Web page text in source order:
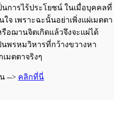
นการไร้ประโยชน์ ในเมื่อบุคคลที่
จ เพราะฉะนั้นอย่าเพิ่งแผ่เมตตา
อฌานจิตเกิดแล้วจึงจะแผ่ได้
นพรหมวิหารที่กว้างขวางหา
มตตาจริงๆ
--> คลิกที่นี่